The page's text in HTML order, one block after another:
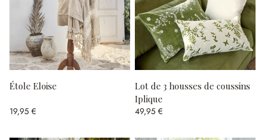
Étole Eloise
19,95 €
Lot de 3 housses de coussins
Iplique
49,95 €